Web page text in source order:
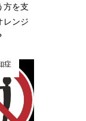
方を支
レンジ
症